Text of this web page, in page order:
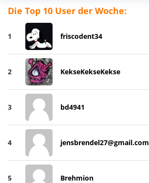
Die Top 10 User der Woche:
1 friscodent34
2 KekseKekseKekse
3 bd4941
4 jensbrendel27@gmail.com
5 Brehmion